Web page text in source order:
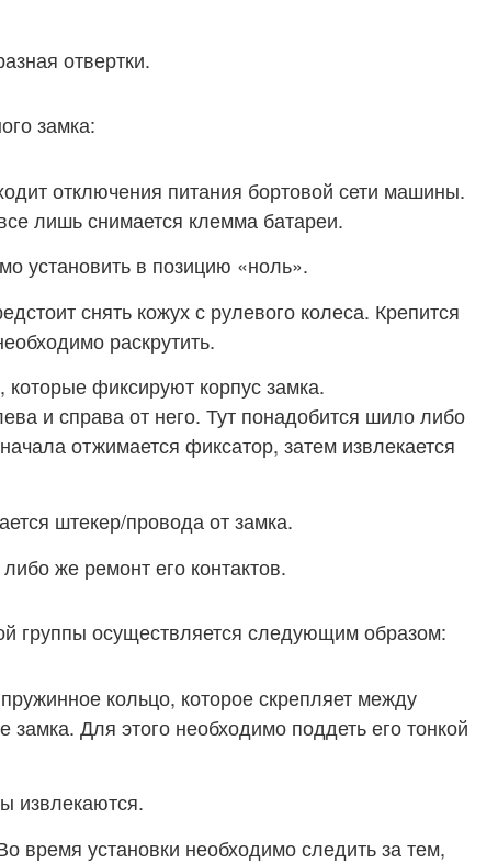
отвертки.
замка:
отключения питания бортовой сети машины.
лишь снимается клемма батареи.
установить в позицию «ноль».
снять кожух с рулевого колеса. Крепится
раскрутить.
фиксируют корпус замка.
и справа от него. Тут понадобится шило либо
отжимается фиксатор, затем извлекается
штекер/провода от замка.
же ремонт его контактов.
группы осуществляется следующим образом:
кольцо, которое скрепляет между
замка. Для этого необходимо поддеть его тонкой
извлекаются.
время установки необходимо следить за тем,